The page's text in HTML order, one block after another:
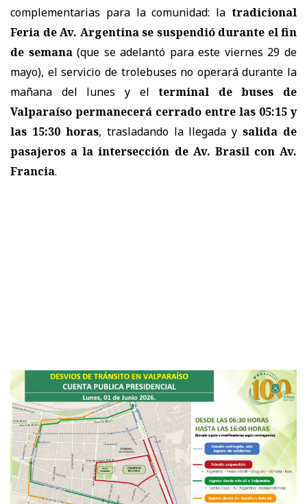
complementarias para la comunidad: la tradicional
Feria de Av. Argentina se suspendió durante el fin
de semana(que se adelantó para este viernes 29 de
mayo), el servicio de trolebuses no operará durante la
mañana del lunes y elterminal de buses de
Valparaíso permanecerá cerrado entre las 05:15 y
las 15:30 horas, trasladando la llegada ysalida de
pasajeros a la intersección de Av. Brasil con Av.
Francia.